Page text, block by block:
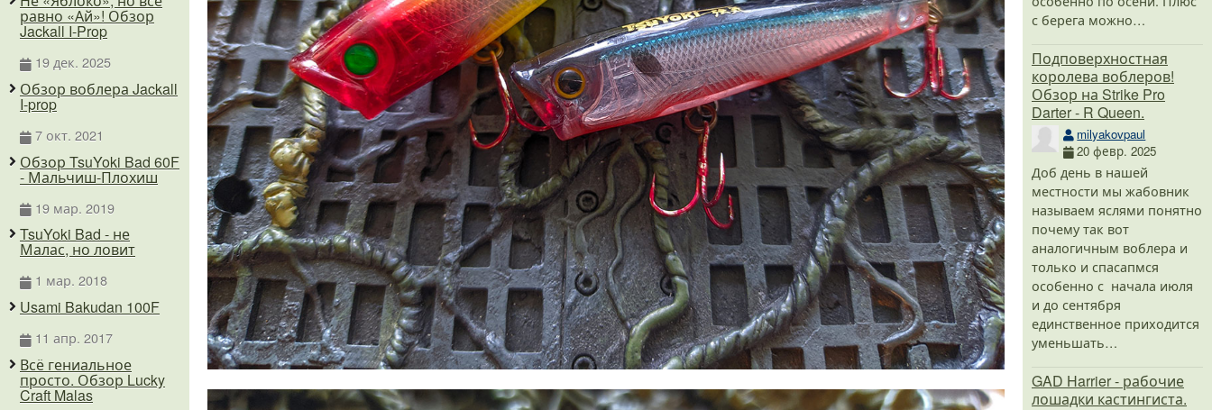
равно «Ай»! Обзор
Jackall I-Prop
19 дек. 2025
Обзор воблера Jackall
I-prop
7 окт. 2021
Обзор TsuYoki Bad 60F
- Мальчиш-Плохиш
19 мар. 2019
TsuYoki Bad - не
Малас, но ловит
1 мар. 2018
Usami Bakudan 100F
11 апр. 2017
Всё гениальное
просто. Обзор Lucky
Craft Malas
с берега можно…
Подповерхностная
королева воблеров!
Обзор на Strike Pro
Darter - R Queen.
milyakovpaul
20 февр. 2025
Доб день в нашей
местности мы жабовник
называем яслями понятно
почему так вот
аналогичным воблера и
только и спасапмся
особенно с начала июля
и до сентября
единственное приходится
уменьшать…
GAD Harrier - рабочие
лошадки кастингиста.